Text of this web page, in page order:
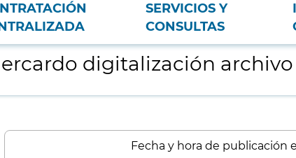
SERVICIOS Y
CONSULTAS
digitalización archivo
Fecha y hora de publicación